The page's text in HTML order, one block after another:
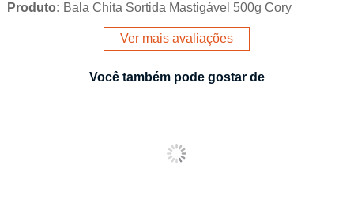
Produto: Bala Chita Sortida Mastigável 500g Cory
Ver mais avaliações
Você também pode gostar de